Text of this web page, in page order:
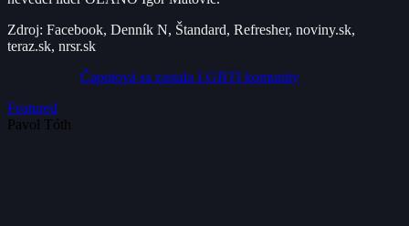
Zdroj: Facebook, Denník N, Štandard, Refresher, noviny.sk,
teraz.sk, nrsr.sk
Čaputová sa zastala LGBTI komunity
Featured
Pavol Tóth